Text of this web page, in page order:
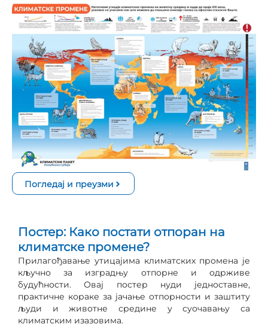
Погледај и преузми
Постер: Како постати отпоран на
климатске промене?
Прилагођавање утицајима климатских промена је
кључно за изградњу отпорне и одрживе
будућности. Овај постер нуди једноставне,
практичне кораке за јачање отпорности и заштиту
људи и животне средине у суочавању са
климатским изазовима.